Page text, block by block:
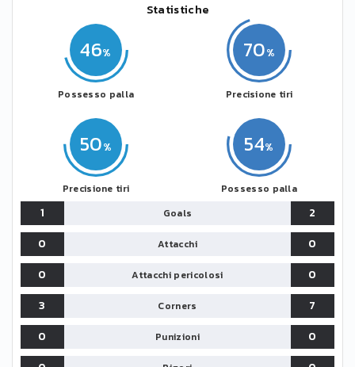
Statistiche
46
Possesso palla
50
Precisione tiri
54
Possesso palla
70
Precisione tiri
1 Goals
2
0
Attacchi
0
0
Attacchi pericolosi
0
3
Corners
7
0
Punizioni
0